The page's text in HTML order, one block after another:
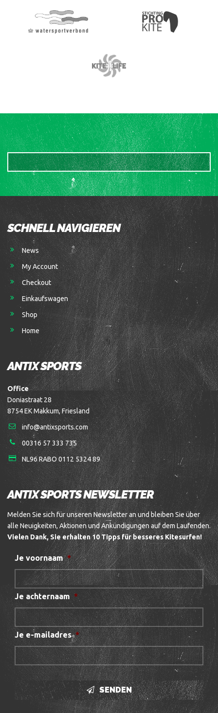
SCHNELL NAVIGIEREN
News
My Account
Checkout
Einkaufswagen
Shop
Home
ANTIX SPORTS
Office
Doniastraat 28
8754 EK Makkum, Friesland
info@antixsports.com
00316 57 333 735
NL96 RABO 0112 5324 89
ANTIX SPORTS NEWSLETTER
Melden Sie sich für unseren Newsletter an und bleiben Sie über
alle Neuigkeiten, Aktionen und Ankündigungen auf dem Laufenden.
Vielen Dank, Sie erhalten 10 Tipps für besseres Kitesurfen!
Je voornaam *
Je achternaam *
Je e-mailadres *
SENDEN